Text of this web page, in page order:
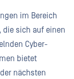
im Bereich
die sich auf einen
Cyber-
bietet
nächsten